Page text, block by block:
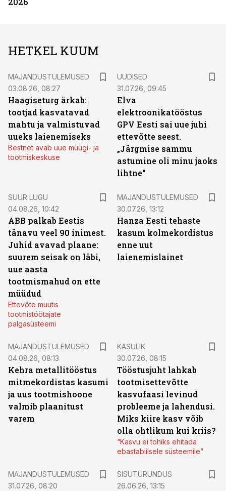
HETKEL KUUM
MAJANDUSTULEMUSED
03.08.26, 08:27
Haagiseturg ärkab:
tootjad kasvatavad
mahtu ja valmistuvad
uueks laienemiseks
Bestnet avab uue müügi- ja
tootmiskeskuse
UUDISED
31.07.26, 09:45
Elva
elektroonikatööstus
GPV Eesti sai uue juhi
ettevõtte seest.
„Järgmise sammu
astumine oli minu jaoks
lihtne“
SUUR LUGU
04.08.26, 10:42
ABB palkab Eestis
tänavu veel 90 inimest.
Juhid avavad plaane:
suurem seisak on läbi,
uue aasta
tootmismahud on ette
müüdud
Ettevõte muutis
tootmistöötajate
palgasüsteemi
MAJANDUSTULEMUSED
30.07.26, 13:12
Hanza Eesti tehaste
kasum kolmekordistus
enne uut
laienemislainet
MAJANDUSTULEMUSED
04.08.26, 08:13
Kehra metallitööstus
mitmekordistas kasumi
ja uus tootmishoone
valmib plaanitust
varem
KASULIK
30.07.26, 08:15
Tööstusjuht lahkab
tootmisettevõtte
kasvufaasi levinud
probleeme ja lahendusi.
Miks kiire kasv võib
olla ohtlikum kui kriis?
“Kasvu ei tohiks ehitada
ebastabiilsele süsteemile”
MAJANDUSTULEMUSED
31.07.26, 08:20
SISUTURUNDUS
26.06.26, 13:15